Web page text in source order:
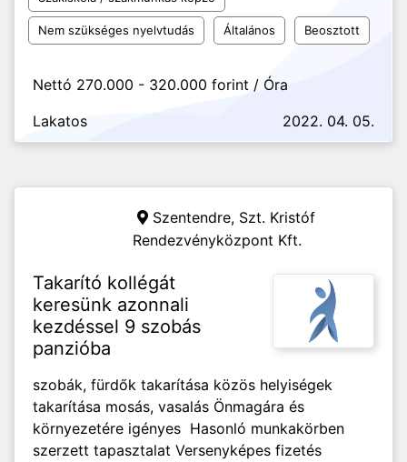
Nem szükséges nyelvtudás Általános Beosztott
Nettó 270.000 - 320.000 forint / Óra
Lakatos
2022. 04. 05.
Szentendre, Szt. Kristóf
Rendezvényközpont Kft.
Takarító kollégát
keresünk azonnali
kezdéssel 9 szobás
panzióba
szobák, fürdők takarítása közös helyiségek
takarítása mosás, vasalás Önmagára és
környezetére igényes Hasonló munkakörben
szerzett tapasztalat Versenyképes fizetés